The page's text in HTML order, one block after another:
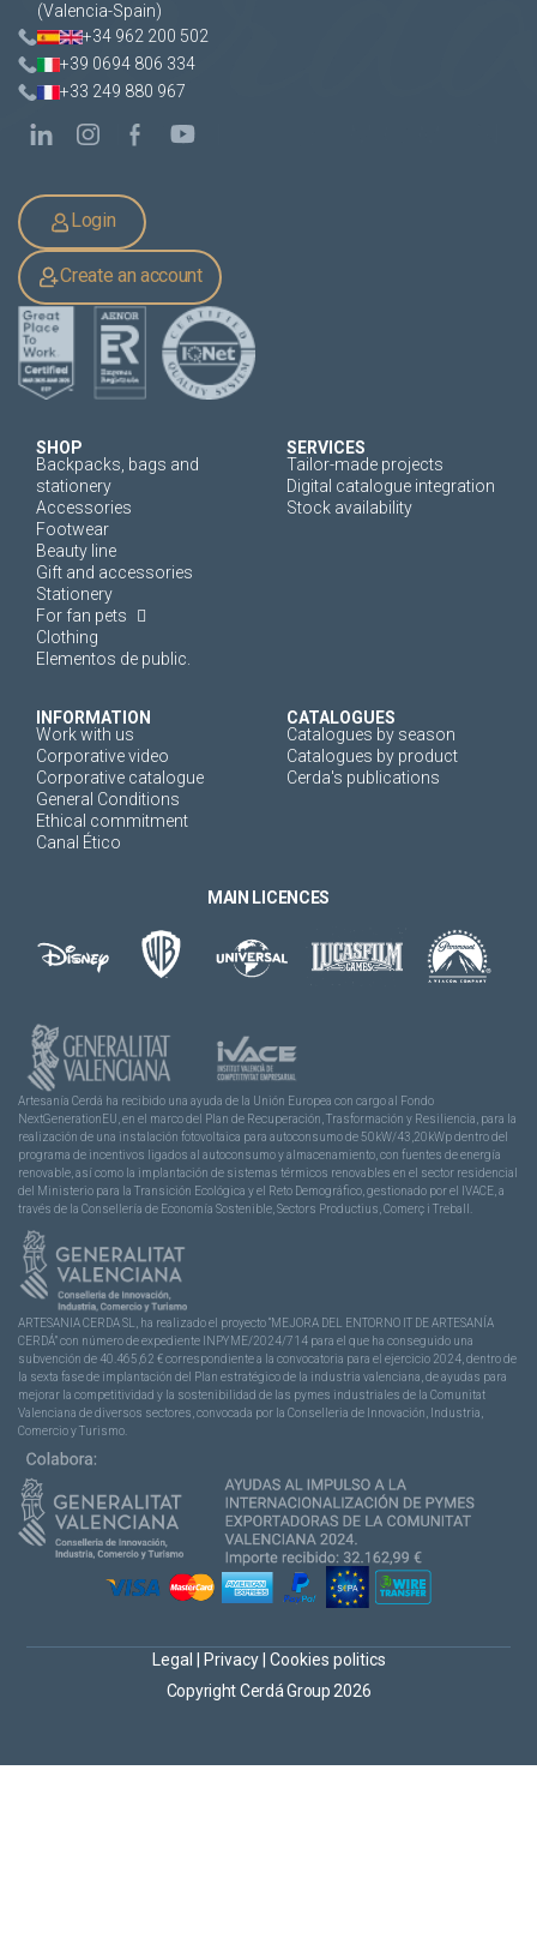
(Valencia-Spain)
+34 962 200 502
+39 0694 806 334
+33 249 880 967
Login
Create an account
SHOP
Backpacks, bags and
stationery
Accessories
Footwear
Beauty line
Gift and accessories
Stationery
For fan pets
Clothing
Elementos de public.
SERVICES
Tailor-made projects
Digital catalogue integration
Stock availability
INFORMATION
Work with us
Corporative video
Corporative catalogue
General Conditions
Ethical commitment
Canal Ético
CATALOGUES
Catalogues by season
Catalogues by product
Cerda's publications
MAIN LICENCES
Artesanía Cerdá ha recibido una ayuda de la Unión Europea con cargo al Fondo
NextGenerationEU, en el marco del Plan de Recuperación, Trasformación y Resiliencia, para la
realización de una instalación fotovoltaica para autoconsumo de 50kW/43,20kWp dentro del
programa de incentivos ligados al autoconsumo y almacenamiento, con fuentes de energía
renovable, así como la implantación de sistemas térmicos renovables en el sector residencial
del Ministerio para la Transición Ecológica y el Reto Demográfico, gestionado por el IVACE, a
través de la Consellería de Economía Sostenible, Sectors Productius, Comerç i Treball.
ARTESANIA CERDA SL, ha realizado el proyecto “MEJORA DEL ENTORNO IT DE ARTESANÍA
CERDÁ” con número de expediente INPYME/2024/714 para el que ha conseguido una
subvención de 40.465,62 € correspondiente a la convocatoria para el ejercicio 2024, dentro de
la sexta fase de implantación del Plan estratégico de la industria valenciana, de ayudas para
mejorar la competitividad y la sostenibilidad de las pymes industriales de la Comunitat
Valenciana de diversos sectores, convocada por la Conselleria de Innovación, Industria,
Comercio y Turismo.
Copyright Cerdá Group 2026
Legal Privacy Cookies politics